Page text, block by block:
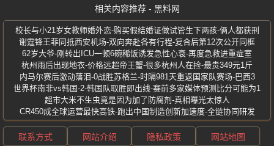
相关内容推荐 - 黑料网
校长与小21岁女教师婚外恋-购买假结婚证做试管生下两孩-俩人都获刑
谢霆锋王菲同抵西安机场-双向奔赴各有行程-复合后第12次公开同框
62岁大爷-刚转出ICU一顿6碗稀饭诱发急性心衰-再度急救进重症室
杭州雨后出现地衣-价格远超帝王蟹-很多杭州人在捡-最贵349元1斤
内马尔赛后激动落泪-0战胜苏格兰-时隔981天重返国家队赛场-巴西3
世界杯南非vs韩国-2-韩国队取胜即出线-赛前多家媒体预测比分可能为1
超市大米不生虫竟是因为加了防腐剂-真相曝光太惊人
CR450成全球运营最快高铁-跑出中国制造创新加速度-全链协同研发
联系方式 网站介绍 隐私政策 网站地图